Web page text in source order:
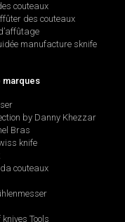
couteaux
des couteaux
manufacture sknife
marques
by Danny Khezzar
Bras
knife
couteaux
Tools